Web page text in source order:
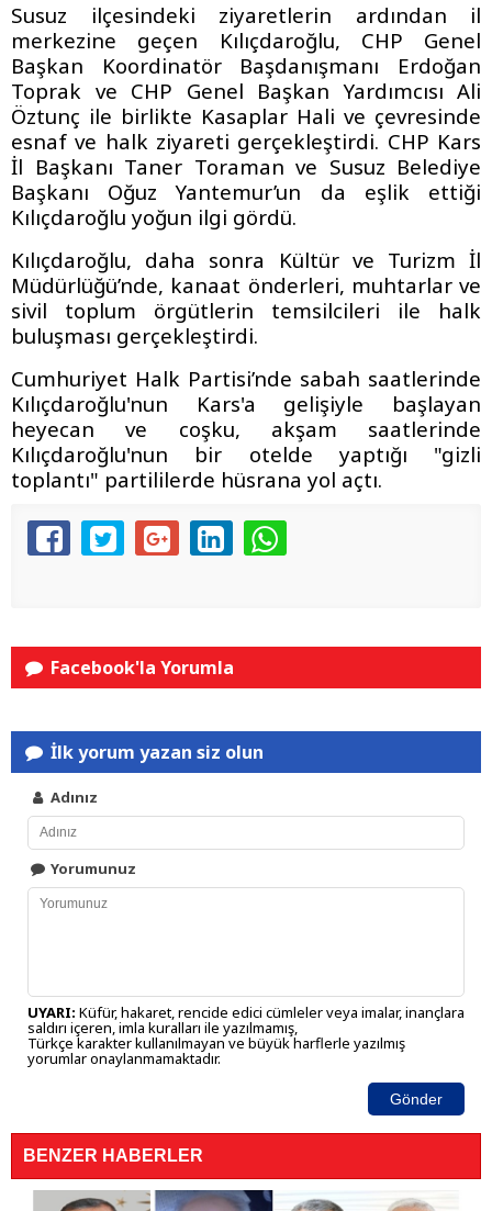
Susuz ilçesindeki ziyaretlerin ardından il
merkezine geçen Kılıçdaroğlu, CHP Genel
Başkan Koordinatör Başdanışmanı Erdoğan
Toprak ve CHP Genel Başkan Yardımcısı Ali
Öztunç ile birlikte Kasaplar Hali ve çevresinde
esnaf ve halk ziyareti gerçekleştirdi. CHP Kars
İl Başkanı Taner Toraman ve Susuz Belediye
Başkanı Oğuz Yantemur’un da eşlik ettiği
Kılıçdaroğlu yoğun ilgi gördü.
Kılıçdaroğlu, daha sonra Kültür ve Turizm İl
Müdürlüğü’nde, kanaat önderleri, muhtarlar ve
sivil toplum örgütlerin temsilcileri ile halk
buluşması gerçekleştirdi.
Cumhuriyet Halk Partisi’nde sabah saatlerinde
Kılıçdaroğlu'nun Kars'a gelişiyle başlayan
heyecan ve coşku, akşam saatlerinde
Kılıçdaroğlu'nun bir otelde yaptığı "gizli
toplantı" partililerde hüsrana yol açtı.
Facebook'la Yorumla
İlk yorum yazan siz olun
Adınız
Yorumunuz
UYARI: Küfür, hakaret, rencide edici cümleler veya imalar, inançlara
saldırı içeren, imla kuralları ile yazılmamış,
Türkçe karakter kullanılmayan ve büyük harflerle yazılmış
yorumlar onaylanmamaktadır.
Gönder
BENZER HABERLER